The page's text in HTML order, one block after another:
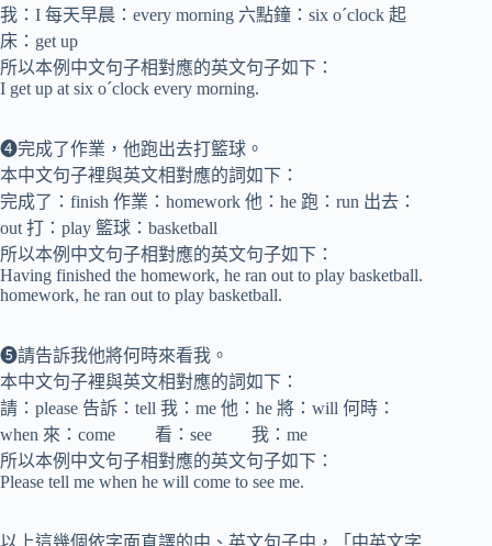
我：I 每天早晨：every morning 六點鐘：six o´clock 起
床：get up
所以本例中文句子相對應的英文句子如下：
I get up at six o´clock every morning.
❹完成了作業，他跑出去打籃球。
本中文句子裡與英文相對應的詞如下：
完成了：finish 作業：homework 他：he 跑：run 出去：
out 打：play 籃球：basketball
所以本例中文句子相對應的英文句子如下：
Having finished the homework, he ran out to play basketball.
homework, he ran out to play basketball.
❺請告訴我他將何時來看我。
本中文句子裡與英文相對應的詞如下：
請：please 告訴：tell 我：me 他：he 將：will 何時：
when 來：come 看：see 我：me
所以本例中文句子相對應的英文句子如下：
Please tell me when he will come to see me.